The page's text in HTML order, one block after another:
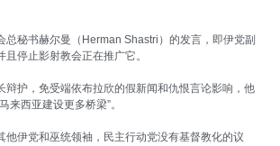
秘书赫尔曼（Herman Shastri）的发言，即伊党副
停止影射教会正在推广它。
护，免受端依布拉欣的假新闻和仇恨言论影响，他
来西亚建设更多桥梁”。
伊党和巫统领袖，民主行动党没有基督教化的议